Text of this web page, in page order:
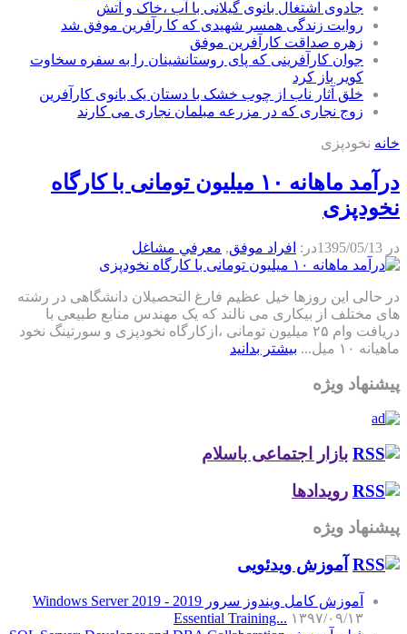
جادوی اشتغال بانوی گیلانی با آب ،خاک و آتش
روایت زندگی همسر شهیدی که کا رآفرین موفق شد
زهره صداقت کارآفرین موفق
جوان کارآفرینی که پای روستانشینان را به سفره سخاوت
کویر باز کرد
خلق آثار ناب از چوب خشک با دستان یک بانوی کارآفرین
زوج نجاری که در مزرعه مبلمان نجاری می کارند
خانه نخودپزی
درآمد ماهانه ۱۰ میلیون تومانی با کارگاه
نخودپزی
در 1395/05/13در: افراد موفق, معرفي مشاغل
در حالی این روزها خیل عظیم فارغ التحصیلان دانشگاهی در رشته
های مختلف از بیکاری می نالند که یک مهندس منابع طبیعی با
دریافت وام ۲۵ میلیون تومانی ،ازکارگاه نخودپزی و سورتینگ نخود
ماهیانه ۱۰ میل...
بیشتر بدانید
پیشنهاد ویژه
بازار اجتماعی باسلام
رویدادها
پیشنهاد ویژه
آموزش‌ ویدئویی
آموزش کامل ویندوز سرور 2019 - Windows Server 2019
Essential Training... ۱۳۹۷/۰۹/۱۳